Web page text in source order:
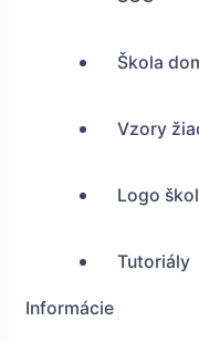
Škola
Vzory
Logo
Tutoriály
Informácie